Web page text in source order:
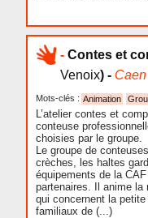
- Contes et
Venoix) -
Mots-clés : Animation
L’atelier contes et
conteuse
choisies par le groupe.
Le groupe de
crèches, les haltes
équipements de la
partenaires. Il anime la
qui concernent la
familiaux de (...)